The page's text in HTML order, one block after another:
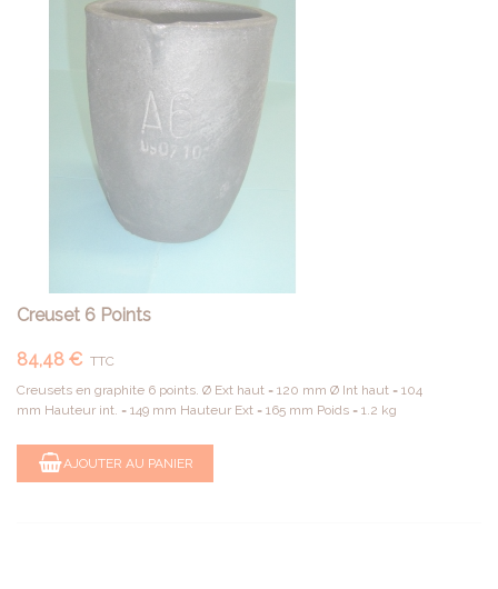
Creuset 6 Points
84,48 € TTC
Creusets en graphite 6 points. Ø Ext haut = 120 mm Ø Int haut = 104
mm Hauteur int. = 149 mm Hauteur Ext = 165 mm Poids = 1.2 kg
AJOUTER AU PANIER